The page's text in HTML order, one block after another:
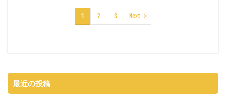
1 2 3 Next
最近の投稿